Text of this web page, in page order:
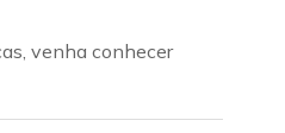
venha conhecer